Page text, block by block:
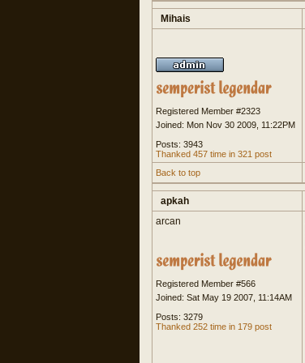
Mihais
Registered Member #2323
Joined: Mon Nov 30 2009, 11:22PM
Posts: 3943
Thanked 457 time in 321 post
Back to top
apkah
arcan
Registered Member #566
Joined: Sat May 19 2007, 11:14AM
Posts: 3279
Thanked 252 time in 179 post